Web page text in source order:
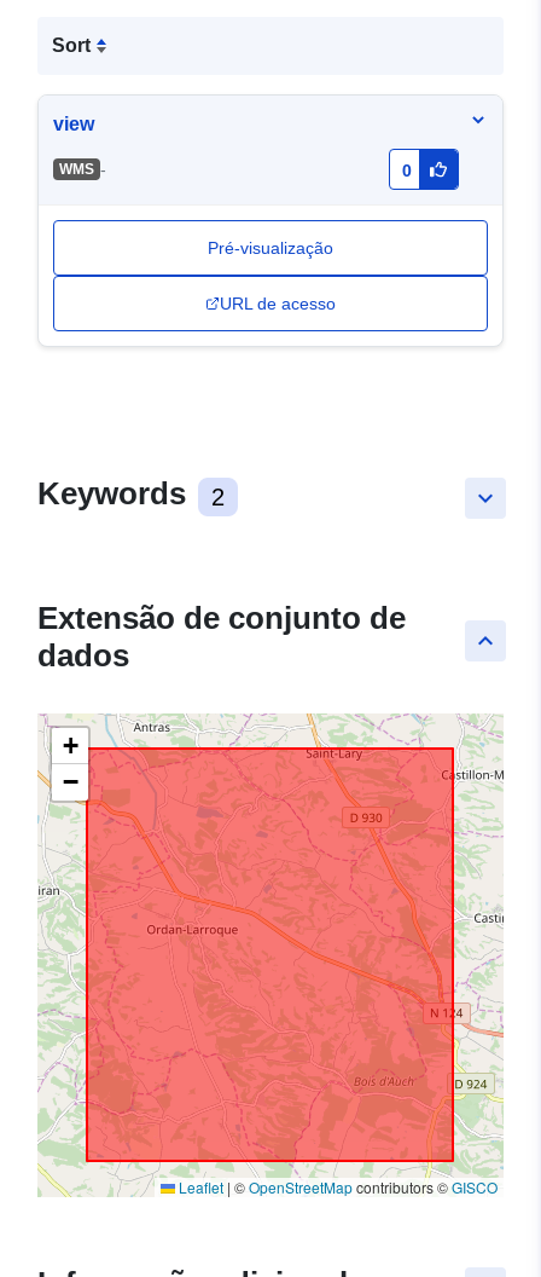
Sort
view
WMS - 0
Pré-visualização
URL de acesso
keyboard_arrow_down
Keywords 2
keyboard_arrow_up
Extensão de conjunto de
dados
+
−
Leaflet | ©OpenStreetMapcontributors ©GISCO